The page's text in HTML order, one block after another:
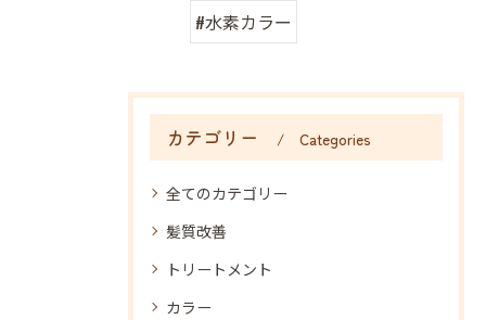
#水素カラー
カテゴリー Categories
全てのカテゴリー
髪質改善
トリートメント
カラー